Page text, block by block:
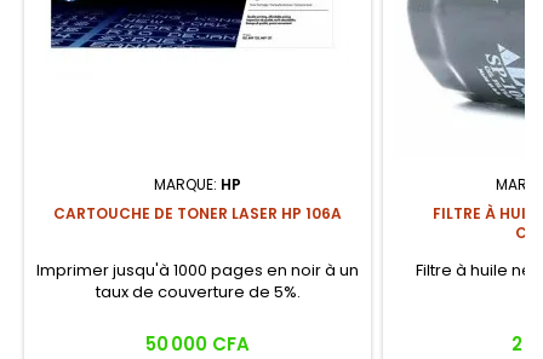
MARQUE: HP
CARTOUCHE DE TONER LASER HP 106A
Imprimer jusqu'à 1000 pages en noir à un
taux de couverture de 5%.
Prix
50 000 CFA
FILTRE À
Filtre à huile
Prix
2